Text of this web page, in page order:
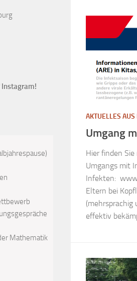
AKTUELLES
Umgang
Hier finden
Umgangs mit
Infekten:
Eltern bei
effektiv
Instagram!
Mathematik